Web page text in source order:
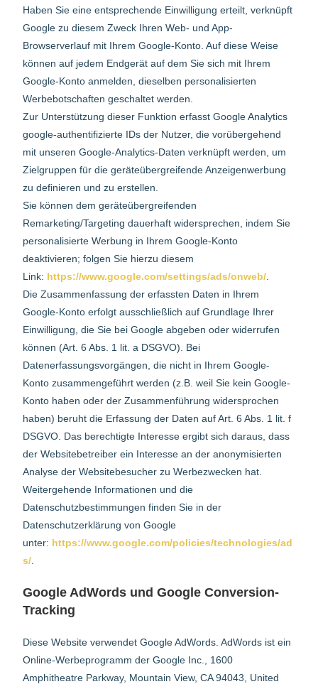
Haben Sie eine entsprechende Einwilligung erteilt, verknüpft
Google zu diesem Zweck Ihren Web- und App-
Browserverlauf mit Ihrem Google-Konto. Auf diese Weise
können auf jedem Endgerät auf dem Sie sich mit Ihrem
Google-Konto anmelden, dieselben personalisierten
Werbebotschaften geschaltet werden.
Zur Unterstützung dieser Funktion erfasst Google Analytics
google-authentifizierte IDs der Nutzer, die vorübergehend
mit unseren Google-Analytics-Daten verknüpft werden, um
Zielgruppen für die geräteübergreifende Anzeigenwerbung
zu definieren und zu erstellen.
Sie können dem geräteübergreifenden
Remarketing/Targeting dauerhaft widersprechen, indem Sie
personalisierte Werbung in Ihrem Google-Konto
deaktivieren; folgen Sie hierzu diesem
Link: https://www.google.com/settings/ads/onweb/
Die Zusammenfassung der erfassten Daten in Ihrem
Google-Konto erfolgt ausschließlich auf Grundlage Ihrer
Einwilligung, die Sie bei Google abgeben oder widerrufen
können (Art. 6 Abs. 1 lit. a DSGVO). Bei
Datenerfassungsvorgängen, die nicht in Ihrem Google-
Konto zusammengeführt werden (z.B. weil Sie kein Google-
Konto haben oder der Zusammenführung widersprochen
haben) beruht die Erfassung der Daten auf Art. 6 Abs. 1 lit. f
DSGVO. Das berechtigte Interesse ergibt sich daraus, dass
der Websitebetreiber ein Interesse an der anonymisierten
Analyse der Websitebesucher zu Werbezwecken hat.
Weitergehende Informationen und die
Datenschutzbestimmungen finden Sie in der
Datenschutzerklärung von Google
unter: https://www.google.com/policies/technologies/ad
s/
Google AdWords und Google Conversion-
Tracking
Diese Website verwendet Google AdWords. AdWords ist ein
Online-Werbeprogramm der Google Inc., 1600
Amphitheatre Parkway, Mountain View, CA 94043, United